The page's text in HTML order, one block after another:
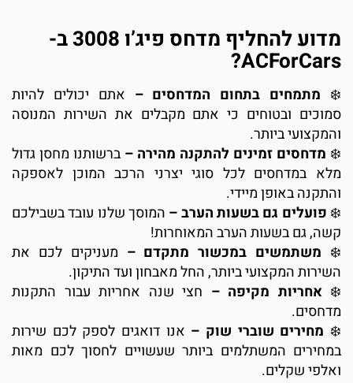
מדוע להחליף מדחס פיג’ו 3008 ב-
ACForCars?
מתמחים בתחום המדחסים – אתם יכולים להיות
סמוכים ובטוחים כי אתם מקבלים את השירות המנוסה
והמקצועי ביותר.
מדחסים זמינים להתקנה מהירה – ברשותנו מחסן גדול
מלא במדחסים לכל סוגי יצרני הרכב המוכן לאספקה
והתקנה באופן מיידי.
פועלים גם בשעות הערב – המוסך שלנו עובד בשבילכם
קשה, גם בשעות הערב המאוחרות!
משתמשים במכשור מתקדם – מעניקים לכם את
השירות המקצועי ביותר, החל מאבחון ועד התיקון.
אחריות מקיפה – חצי שנה אחריות עבור התקנות
מדחסים.
מחירים שוברי שוק – אנו דואגים לספק לכם שירות
במחירים המשתלמים ביותר שעשויים לחסוך לכם מאות
ואלפי שקלים.